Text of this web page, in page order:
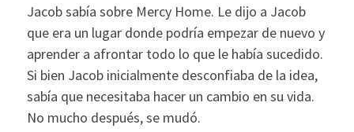
Jacob sabía sobre Mercy Home. Le dijo a Jacob
que era un lugar donde podría empezar de nuevo y
aprender a afrontar todo lo que le había sucedido.
Si bien Jacob inicialmente desconfiaba de la idea,
sabía que necesitaba hacer un cambio en su vida.
No mucho después, se mudó.